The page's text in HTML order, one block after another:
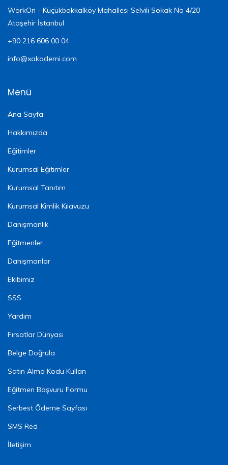
WorkOn - Küçükbakkalköy Mahallesi Selvili Sokak No 4/20
Ataşehir İstanbul
+90 216 606 00 04
info@xakademi.com
Menü
Ana Sayfa
Hakkımızda
Eğitimler
Kurumsal Eğitimler
Kurumsal Tanıtım
Kurumsal Kimlik Kılavuzu
Danışmanlık
Eğitmenler
Danışmanlar
Ekibimiz
SSS
Yardım
Fırsatlar Dünyası
Belge Doğrula
Satın Alma Kodu Kullan
Eğitmen Başvuru Formu
Serbest Ödeme Sayfası
SMS Red
İletişim